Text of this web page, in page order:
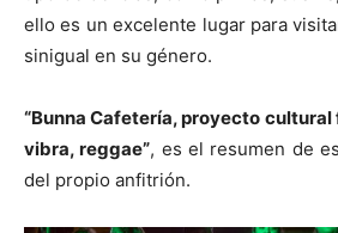
ello es un excelente lugar para
sinigual en su género.
“Bunna Cafetería, proyecto
vibra, reggae”, es el resumen de
del propio anfitrión.